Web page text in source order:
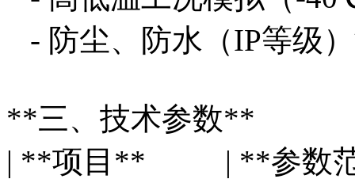
- 防尘、防水（IP等级
**三、技术参数**
| **项目** | **